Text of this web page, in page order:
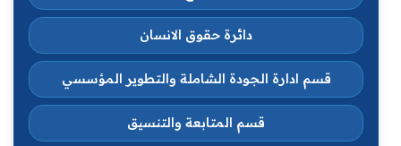
دائرة حقوق الانسان
قسم ادارة الجودة الشاملة والتطوير المؤسسي
قسم المتابعة والتنسيق